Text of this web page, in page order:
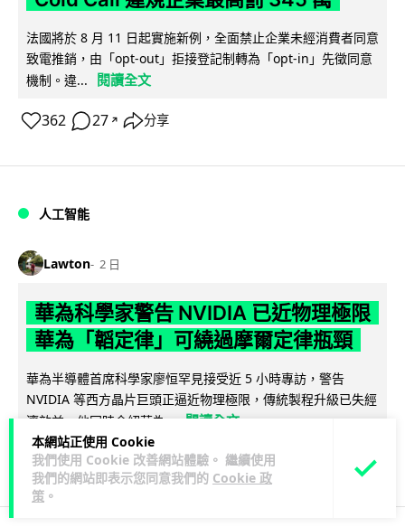
本網站正使用 Cookie
我們使用 Cookie 改善網站體驗。 繼續使用
我們的網站即表示您同意我們的 Cookie 政
策 。
法國將於 8 月 11 日起實施新例，全面禁止企業未經消費者同意
致電推銷，由「opt-out」拒接登記制轉為「opt-in」先徵同意
機制。違...
閱讀全文
362 27 ↗ 分享
人工智能
Lawton 2 日
華為科學家警告 NVIDIA 已近物理極限
華為「韜定律」可繞過摩爾定律瓶頸
華為半導體首席科學家廖恒罕見接受近 5 小時專訪，警告
NVIDIA 等西方晶片巨頭正逼近物理極限，傳統製程升級已失經
濟效益。他同時介紹華為... 閱讀全文
1,593 602 ↗ 分享